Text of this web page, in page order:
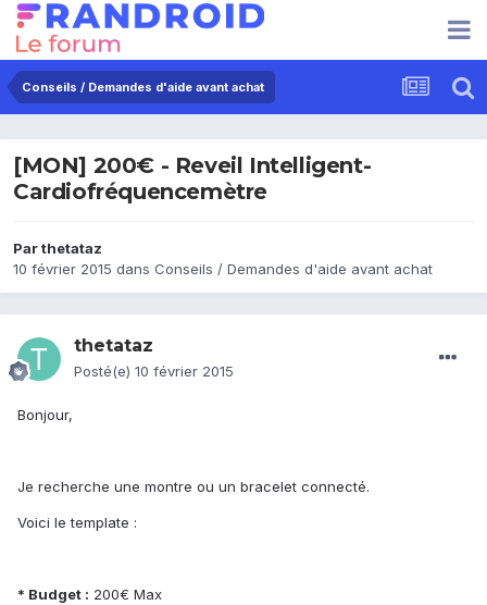
Conseils / Demandes d'aide avant achat
[MON] 200€ - Reveil Intelligent-
Cardiofréquencemètre
Parthetataz
10 février 2015 dans Conseils / Demandes d'aide avant achat
thetataz
Posté(e) 10 février 2015
Bonjour,
Je recherche une montre ou un bracelet connecté.
Voici le template :
* Budget : 200€ Max